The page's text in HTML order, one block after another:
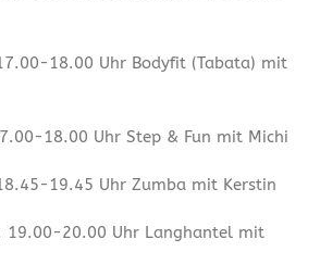
18.00 Uhr Bodyfit (Tabata) mit
18.00 Uhr Step & Fun mit Michi
19.45 Uhr Zumba mit Kerstin
19.00-20.00 Uhr Langhantel mit